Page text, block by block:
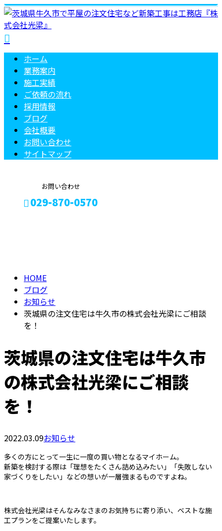
ホーム
業務案内
施工実績
ご依頼の流れ
採用情報
ブログ
会社概要
お問い合わせ
サイトマップ
お問い合わせ
029-870-0570
HOME
ブログ
お知らせ
茨城県の注文住宅は牛久市の株式会社光梁にご相談
を！
茨城県の注文住宅は牛久市
の株式会社光梁にご相談
を！
2022.03.09お知らせ
多くの方にとって一生に一度の買い物となるマイホーム。
新築を検討する際は「理想をたくさん詰め込みたい」「失敗しない
家づくりをしたい」などの想いが一層強まるものですよね。
株式会社光梁はそんなみなさまのお気持ちに寄り添い、ベストな施
工プランをご提案いたします。